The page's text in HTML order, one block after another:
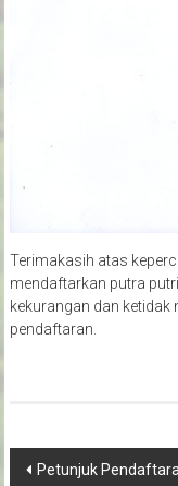
Terimakasih atas
mendaftarkan putra
kekurangan dan
pendaftaran.
Post
Petunjuk